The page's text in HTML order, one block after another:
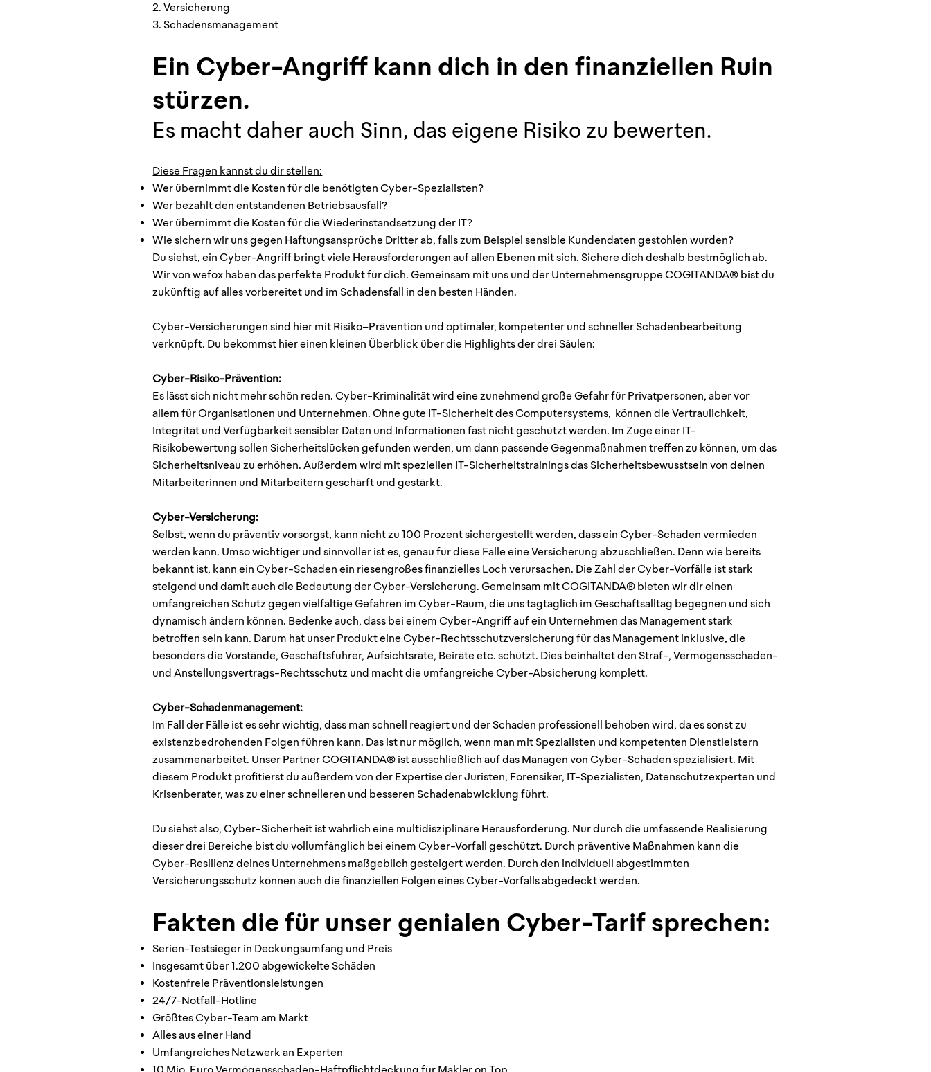
2. Versicherung
3. Schadensmanagement
Ein Cyber-Angriff kann dich in den finanziellen Ruin
stürzen.
Es macht daher auch Sinn, das eigene Risiko zu bewerten.
Diese Fragen kannst du dir stellen:
Wer übernimmt die Kosten für die benötigten Cyber-Spezialisten?
Wer bezahlt den entstandenen Betriebsausfall?
Wer übernimmt die Kosten für die Wiederinstandsetzung der IT?
Wie sichern wir uns gegen Haftungsansprüche Dritter ab, falls zum Beispiel sensible Kundendaten gestohlen wurden?
Du siehst, ein Cyber-Angriff bringt viele Herausforderungen auf allen Ebenen mit sich. Sichere dich deshalb bestmöglich ab.
Wir von wefox haben das perfekte Produkt für dich. Gemeinsam mit uns und der Unternehmensgruppe COGITANDA® bist du
zukünftig auf alles vorbereitet und im Schadensfall in den besten Händen.
Cyber-Versicherungen sind hier mit Risiko–Prävention und optimaler, kompetenter und schneller Schadenbearbeitung
verknüpft. Du bekommst hier einen kleinen Überblick über die Highlights der drei Säulen:
Cyber-Risiko-Prävention:
Es lässt sich nicht mehr schön reden. Cyber-Kriminalität wird eine zunehmend große Gefahr für Privatpersonen, aber vor
allem für Organisationen und Unternehmen. Ohne gute IT-Sicherheit des Computersystems, können die Vertraulichkeit,
Integrität und Verfügbarkeit sensibler Daten und Informationen fast nicht geschützt werden. Im Zuge einer IT-
Risikobewertung sollen Sicherheitslücken gefunden werden, um dann passende Gegenmaßnahmen treffen zu können, um das
Sicherheitsniveau zu erhöhen. Außerdem wird mit speziellen IT-Sicherheitstrainings das Sicherheitsbewusstsein von deinen
Mitarbeiterinnen und Mitarbeitern geschärft und gestärkt.
Cyber-Versicherung:
Selbst, wenn du präventiv vorsorgst, kann nicht zu 100 Prozent sichergestellt werden, dass ein Cyber-Schaden vermieden
werden kann. Umso wichtiger und sinnvoller ist es, genau für diese Fälle eine Versicherung abzuschließen. Denn wie bereits
bekannt ist, kann ein Cyber-Schaden ein riesengroßes finanzielles Loch verursachen. Die Zahl der Cyber-Vorfälle ist stark
steigend und damit auch die Bedeutung der Cyber-Versicherung. Gemeinsam mit COGITANDA® bieten wir dir einen
umfangreichen Schutz gegen vielfältige Gefahren im Cyber-Raum, die uns tagtäglich im Geschäftsalltag begegnen und sich
dynamisch ändern können. Bedenke auch, dass bei einem Cyber-Angriff auf ein Unternehmen das Management stark
betroffen sein kann. Darum hat unser Produkt eine Cyber-Rechtsschutzversicherung für das Management inklusive, die
besonders die Vorstände, Geschäftsführer, Aufsichtsräte, Beiräte etc. schützt. Dies beinhaltet den Straf-, Vermögensschaden-
und Anstellungsvertrags-Rechtsschutz und macht die umfangreiche Cyber-Absicherung komplett.
Cyber-Schadenmanagement:
Im Fall der Fälle ist es sehr wichtig, dass man schnell reagiert und der Schaden professionell behoben wird, da es sonst zu
existenzbedrohenden Folgen führen kann. Das ist nur möglich, wenn man mit Spezialisten und kompetenten Dienstleistern
zusammenarbeitet. Unser Partner COGITANDA® ist ausschließlich auf das Managen von Cyber-Schäden spezialisiert. Mit
diesem Produkt profitierst du außerdem von der Expertise der Juristen, Forensiker, IT-Spezialisten, Datenschutzexperten und
Krisenberater, was zu einer schnelleren und besseren Schadenabwicklung führt.
Du siehst also, Cyber-Sicherheit ist wahrlich eine multidisziplinäre Herausforderung. Nur durch die umfassende Realisierung
dieser drei Bereiche bist du vollumfänglich bei einem Cyber-Vorfall geschützt. Durch präventive Maßnahmen kann die
Cyber-Resilienz deines Unternehmens maßgeblich gesteigert werden. Durch den individuell abgestimmten
Versicherungsschutz können auch die finanziellen Folgen eines Cyber-Vorfalls abgedeckt werden.
Fakten die für unser genialen Cyber-Tarif sprechen:
Serien-Testsieger in Deckungsumfang und Preis
Insgesamt über 1.200 abgewickelte Schäden
Kostenfreie Präventionsleistungen
24/7-Notfall-Hotline
Größtes Cyber-Team am Markt
Alles aus einer Hand
Umfangreiches Netzwerk an Experten